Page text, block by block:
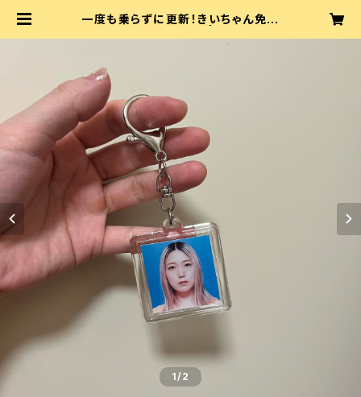
一度も乗らずに更新！きいちゃん免許
1/2